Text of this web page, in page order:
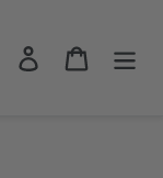
RechercherSe connecter
Panier